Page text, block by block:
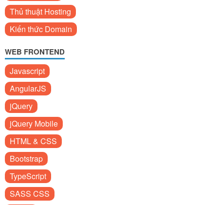
Thủ thuật Hosting
Kiến thức Domain
WEB FRONTEND
Javascript
AngularJS
jQuery
jQuery Mobile
HTML & CSS
Bootstrap
TypeScript
SASS CSS